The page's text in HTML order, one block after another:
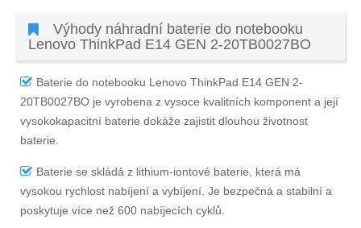
Výhody náhradní baterie do notebooku
Lenovo ThinkPad E14 GEN 2-20TB0027BO
Baterie do notebooku Lenovo ThinkPad E14 GEN 2-
20TB0027BO je vyrobena z vysoce kvalitních komponent a její
vysokokapacitní baterie dokáže zajistit dlouhou životnost
baterie.
Baterie se skládá z lithium-iontové baterie, která má
vysokou rychlost nabíjení a vybíjení. Je bezpečná a stabilní a
poskytuje více než 600 nabíjecích cyklů.